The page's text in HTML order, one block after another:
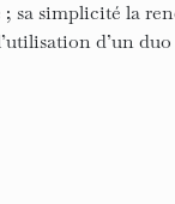
simplicité la
d’un